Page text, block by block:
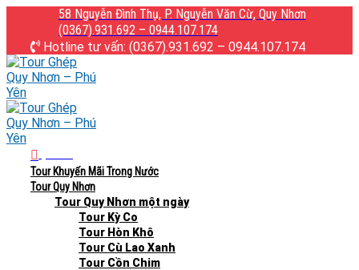
content
58 Nguyễn Đình Thụ, P. Nguyễn Văn Cừ, Quy Nhơn
(0367).931.692 – 0944.107.174
Hotline tư vấn: (0367).931.692 – 0944.107.174
Tour Khuyến Mãi Trong Nước
Tour Quy Nhơn
Tour Quy Nhơn một ngày
Tour Kỳ Co
Tour Hòn Khô
Tour Cù Lao Xanh
Tour Cồn Chim